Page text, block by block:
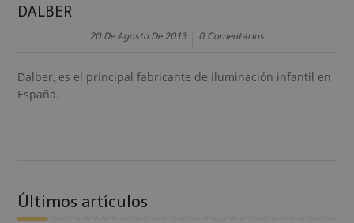
DALBER
20 De Agosto De 2013 0 Comentarios
Dalber, es el principal fabricante de iluminación infantil en
España.
Últimos artículos